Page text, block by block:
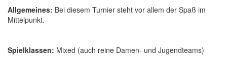
Allgemeines: Bei diesem Turnier steht vor allem der Spaß im
Mittelpunkt.
Spielklassen: Mixed (auch reine Damen- und Jugendteams)